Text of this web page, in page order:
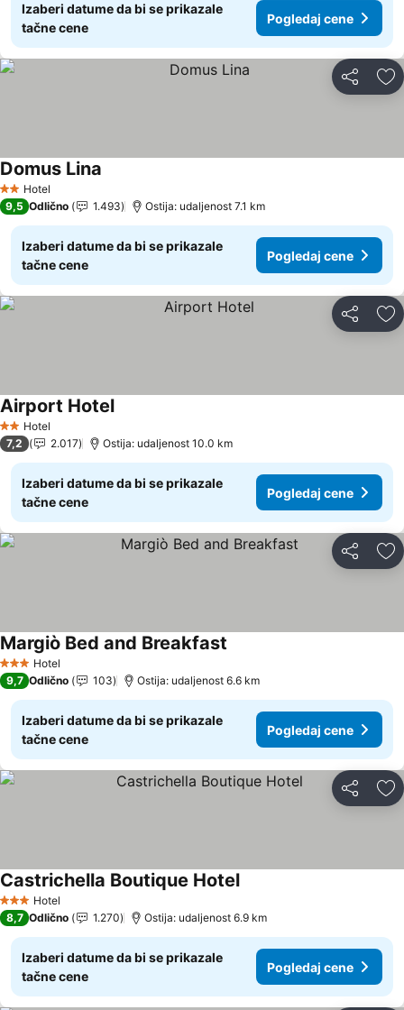
Izaberi datume da bi se prikazale
tačne cene
Pogledaj cene
Deli
2 Zvezdice
Hotel
Domus Lina
9,5 Odlično 1.493 Ostija: udaljenost 7.1 km
Izaberi datume da bi se prikazale
tačne cene
Pogledaj cene
Deli
2 Zvezdice
Hotel
Airport Hotel
7,2 2.017 Ostija: udaljenost 10.0 km
Izaberi datume da bi se prikazale
tačne cene
Pogledaj cene
Deli
3 Zvezdice
Hotel
Margiò Bed and Breakfast
9,7 Odlično 103 Ostija: udaljenost 6.6 km
Izaberi datume da bi se prikazale
tačne cene
Pogledaj cene
Deli
3 Zvezdice
Hotel
Castrichella Boutique Hotel
8,7 Odlično 1.270 Ostija: udaljenost 6.9 km
Izaberi datume da bi se prikazale
tačne cene
Pogledaj cene